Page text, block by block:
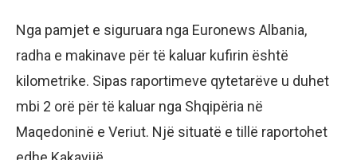
Nga pamjet e siguruara nga Euronews Albania,
radha e makinave për të kaluar kufirin është
kilometrike. Sipas raportimeve qytetarëve u duhet
mbi 2 orë për të kaluar nga Shqipëria në
Maqedoninë e Veriut. Një situatë e tillë raportohet